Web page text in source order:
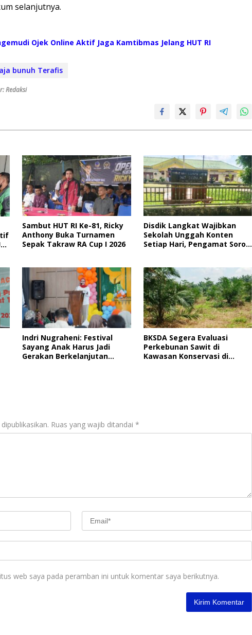
selanjutnya.
Ojek Online Aktif Jaga Kamtibmas Jelang HUT RI
bunuh Terafis
Redaksi
Sambut HUT RI Ke-81, Ricky
Anthony Buka Turnamen
Sepak Takraw RA Cup I 2026
Disdik Langkat Wajibkan
Sekolah Unggah Konten
Setiap Hari, Pengamat Soroti
Indri Nugraheni: Festival
Sayang Anak Harus Jadi
Gerakan Berkelanjutan
BKSDA Segera Evaluasi
Perkebunan Sawit di
Kawasan Konservasi di
Ruas yang wajib ditandai *
web saya pada peramban ini untuk komentar saya berikutnya.